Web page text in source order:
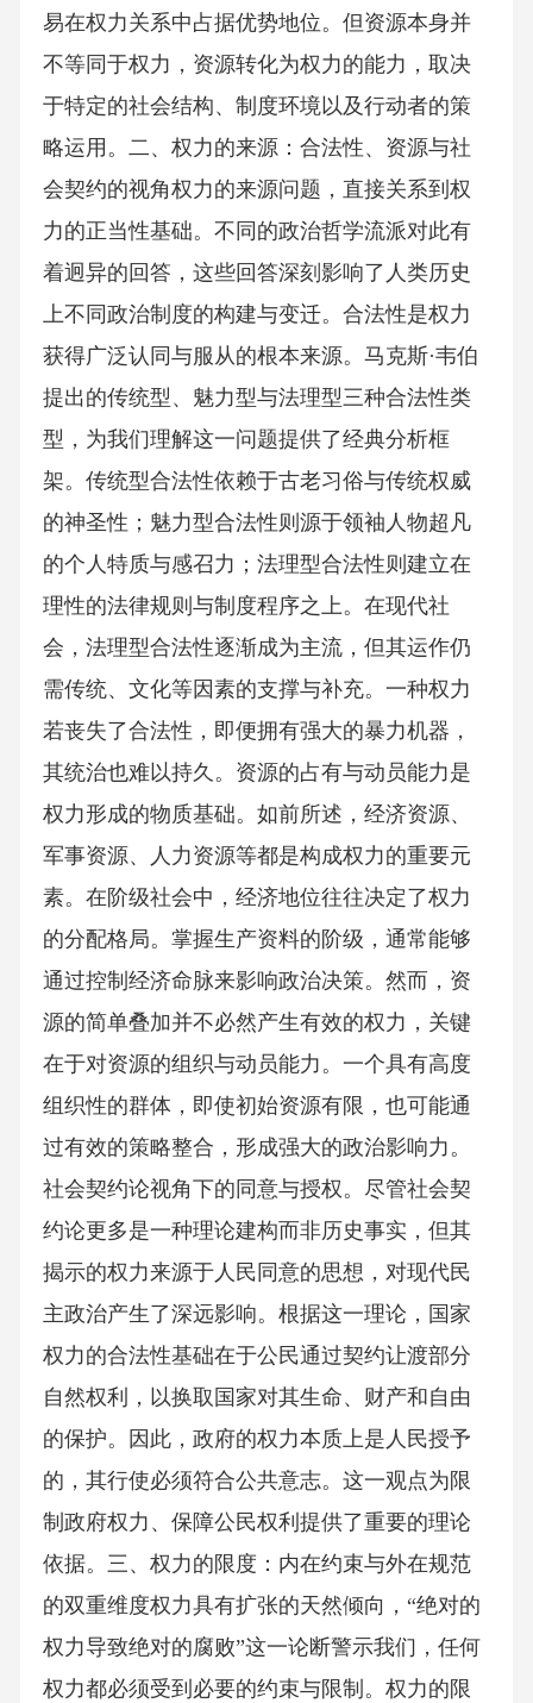
易在权力关系中占据优势地位。但资源本身并
不等同于权力，资源转化为权力的能力，取决
于特定的社会结构、制度环境以及行动者的策
略运用。二、权力的来源：合法性、资源与社
会契约的视角权力的来源问题，直接关系到权
力的正当性基础。不同的政治哲学流派对此有
着迥异的回答，这些回答深刻影响了人类历史
上不同政治制度的构建与变迁。合法性是权力
获得广泛认同与服从的根本来源。马克斯·韦伯
提出的传统型、魅力型与法理型三种合法性类
型，为我们理解这一问题提供了经典分析框
架。传统型合法性依赖于古老习俗与传统权威
的神圣性；魅力型合法性则源于领袖人物超凡
的个人特质与感召力；法理型合法性则建立在
理性的法律规则与制度程序之上。在现代社
会，法理型合法性逐渐成为主流，但其运作仍
需传统、文化等因素的支撑与补充。一种权力
若丧失了合法性，即便拥有强大的暴力机器，
其统治也难以持久。资源的占有与动员能力是
权力形成的物质基础。如前所述，经济资源、
军事资源、人力资源等都是构成权力的重要元
素。在阶级社会中，经济地位往往决定了权力
的分配格局。掌握生产资料的阶级，通常能够
通过控制经济命脉来影响政治决策。然而，资
源的简单叠加并不必然产生有效的权力，关键
在于对资源的组织与动员能力。一个具有高度
组织性的群体，即使初始资源有限，也可能通
过有效的策略整合，形成强大的政治影响力。
社会契约论视角下的同意与授权。尽管社会契
约论更多是一种理论建构而非历史事实，但其
揭示的权力来源于人民同意的思想，对现代民
主政治产生了深远影响。根据这一理论，国家
权力的合法性基础在于公民通过契约让渡部分
自然权利，以换取国家对其生命、财产和自由
的保护。因此，政府的权力本质上是人民授予
的，其行使必须符合公共意志。这一观点为限
制政府权力、保障公民权利提供了重要的理论
依据。三、权力的限度：内在约束与外在规范
的双重维度权力具有扩张的天然倾向，“绝对的
权力导致绝对的腐败”这一论断警示我们，任何
权力都必须受到必要的约束与限制。权力的限